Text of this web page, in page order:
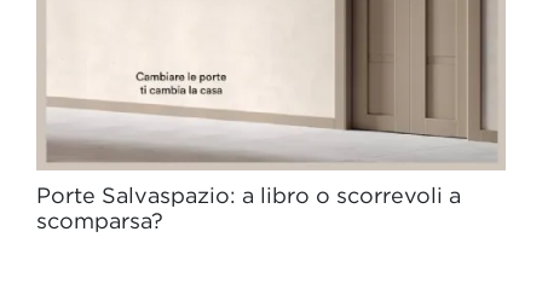
Porte Salvaspazio: a libro o scorrevoli a
scomparsa?